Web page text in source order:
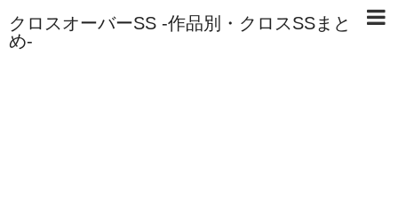
クロスオーバーSS -作品別・クロスSSまと
め-